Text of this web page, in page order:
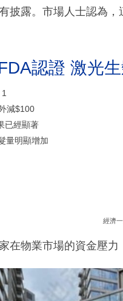
披露。市場人士認為
認證 激光
減$100
已經顯著
量明顯增加
經濟
在物業市場的資金壓力